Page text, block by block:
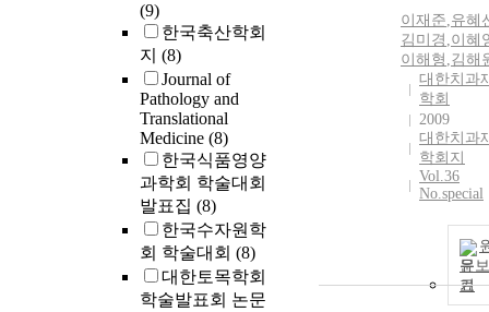
(9)
한국축산학회
지 (8)
Journal of
Pathology and
Translational
Medicine (8)
한국식품영양
과학회 학술대회
발표집 (8)
한국수자원학
회 학술대회 (8)
대한토목학회
학술발표회 논문
이재준,유혜
김미경 ,이혜
이해형 ,김해
대한치과
학회
2009
대한치과
학회지
Vol.36
No.special
문보
기